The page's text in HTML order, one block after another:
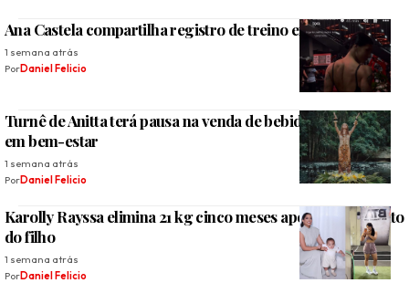
Ana Castela compartilha registro de treino em academia
1 semana atrás
PorDaniel Felicio
Turnê de Anitta terá pausa na venda de bebidas para focar
em bem-estar
1 semana atrás
PorDaniel Felicio
Karolly Rayssa elimina 21 kg cinco meses após o nascimento
do filho
1 semana atrás
PorDaniel Felicio